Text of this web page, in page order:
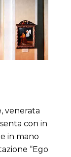
venerata
con in
in mano
“Ego